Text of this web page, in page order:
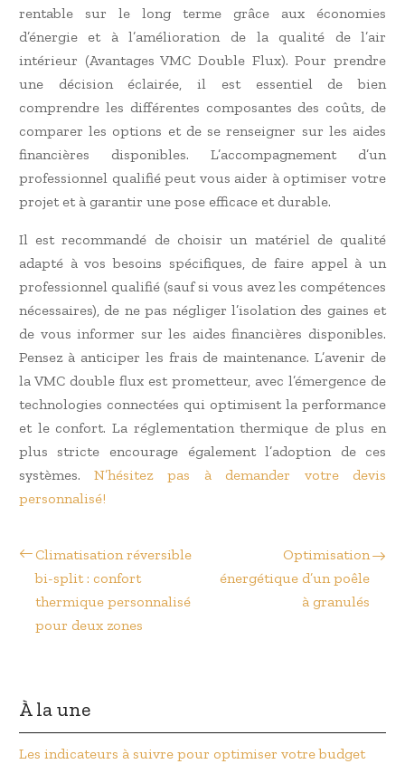
rentable sur le long terme grâce aux économies
d’énergie et à l’amélioration de la qualité de l’air
intérieur (Avantages VMC Double Flux). Pour prendre
une décision éclairée, il est essentiel de bien
comprendre les différentes composantes des coûts, de
comparer les options et de se renseigner sur les aides
financières disponibles. L’accompagnement d’un
professionnel qualifié peut vous aider à optimiser votre
projet et à garantir une pose efficace et durable.
Il est recommandé de choisir un matériel de qualité
adapté à vos besoins spécifiques, de faire appel à un
professionnel qualifié (sauf si vous avez les compétences
nécessaires), de ne pas négliger l’isolation des gaines et
de vous informer sur les aides financières disponibles.
Pensez à anticiper les frais de maintenance. L’avenir de
la VMC double flux est prometteur, avec l’émergence de
technologies connectées qui optimisent la performance
et le confort. La réglementation thermique de plus en
plus stricte encourage également l’adoption de ces
systèmes.N’hésitez pas à demander votre devis
personnalisé!
Climatisation réversible
bi-split : confort
thermique personnalisé
pour deux zones
Optimisation
énergétique d’un poêle
à granulés
À la une
Les indicateurs à suivre pour optimiser votre budget